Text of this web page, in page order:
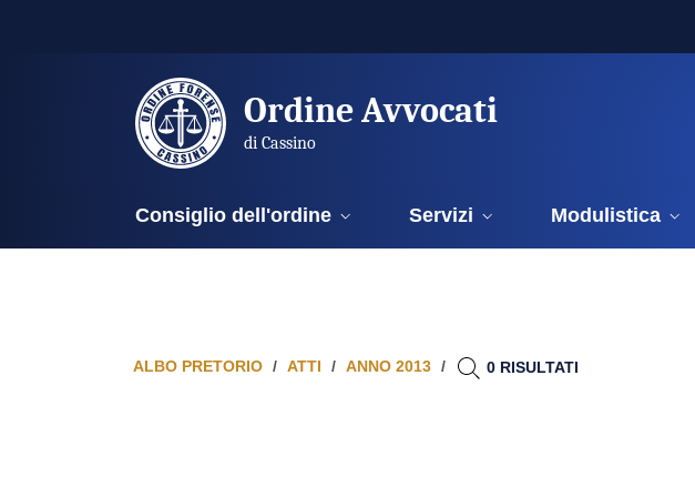
Ordine Avvocati
di Cassino
Consiglio dell'ordine Servizi Modulistica
ALBO PRETORIO ATTI ANNO 2013 0 RISULTATI